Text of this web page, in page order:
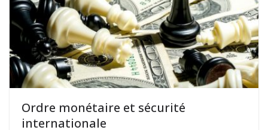
Ordre monétaire et sécurité
internationale